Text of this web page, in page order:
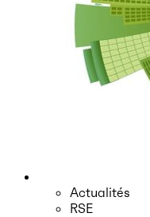
Actualités
RSE